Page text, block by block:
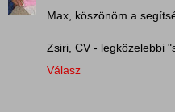
Max, köszönöm a
Zsiri, CV - legközelebbi
Válasz